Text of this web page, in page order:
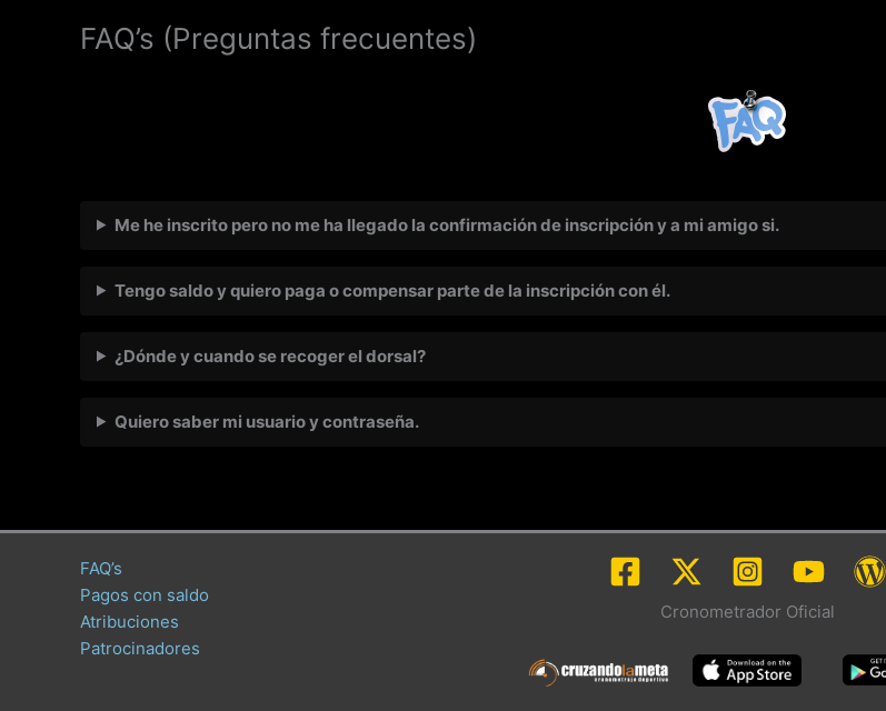
FAQ’s (Preguntas frecuentes)
Me he inscrito pero no me ha llegado la confirmación de inscripción y a mi amigo si.
Tengo saldo y quiero paga o compensar parte de la inscripción con él.
¿Dónde y cuando se recoger el dorsal?
Quiero saber mi usuario y contraseña.
FAQ’s
Pagos con saldo
Atribuciones
Patrocinadores
Cronometrador Oficial